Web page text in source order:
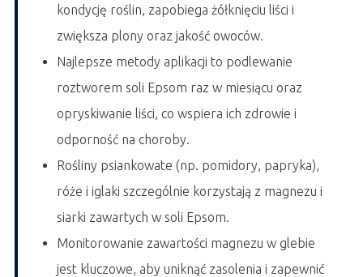
kondycję roślin, zapobiega żółknięciu liści i
zwiększa plony oraz jakość owoców.
Najlepsze metody aplikacji to podlewanie
roztworem soli Epsom raz w miesiącu oraz
opryskiwanie liści, co wspiera ich zdrowie i
odporność na choroby.
Rośliny psiankowate (np. pomidory, papryka),
róże i iglaki szczególnie korzystają z magnezu i
siarki zawartych w soli Epsom.
Monitorowanie zawartości magnezu w glebie
jest kluczowe, aby uniknąć zasolenia i zapewnić